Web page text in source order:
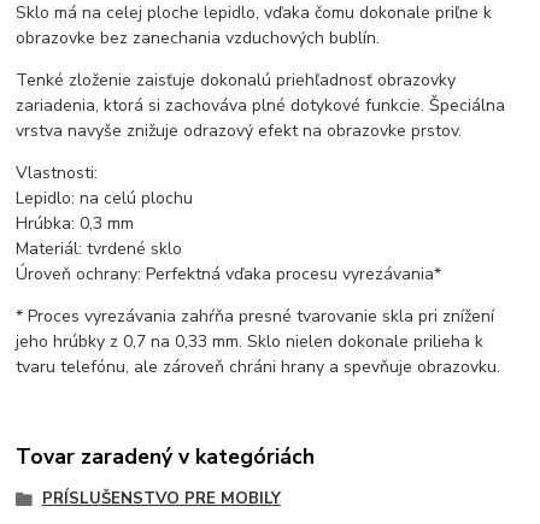
Sklo má na celej ploche lepidlo, vďaka čomu dokonale priľne k
obrazovke bez zanechania vzduchových bublín.
Tenké zloženie zaisťuje dokonalú priehľadnosť obrazovky
zariadenia, ktorá si zachováva plné dotykové funkcie. Špeciálna
vrstva navyše znižuje odrazový efekt na obrazovke prstov.
Vlastnosti:
Lepidlo: na celú plochu
Hrúbka: 0,3 mm
Materiál: tvrdené sklo
Úroveň ochrany: Perfektná vďaka procesu vyrezávania*
* Proces vyrezávania zahŕňa presné tvarovanie skla pri znížení
jeho hrúbky z 0,7 na 0,33 mm. Sklo nielen dokonale prilieha k
tvaru telefónu, ale zároveň chráni hrany a spevňuje obrazovku.
Tovar zaradený v kategóriách
PRÍSLUŠENSTVO PRE MOBILY